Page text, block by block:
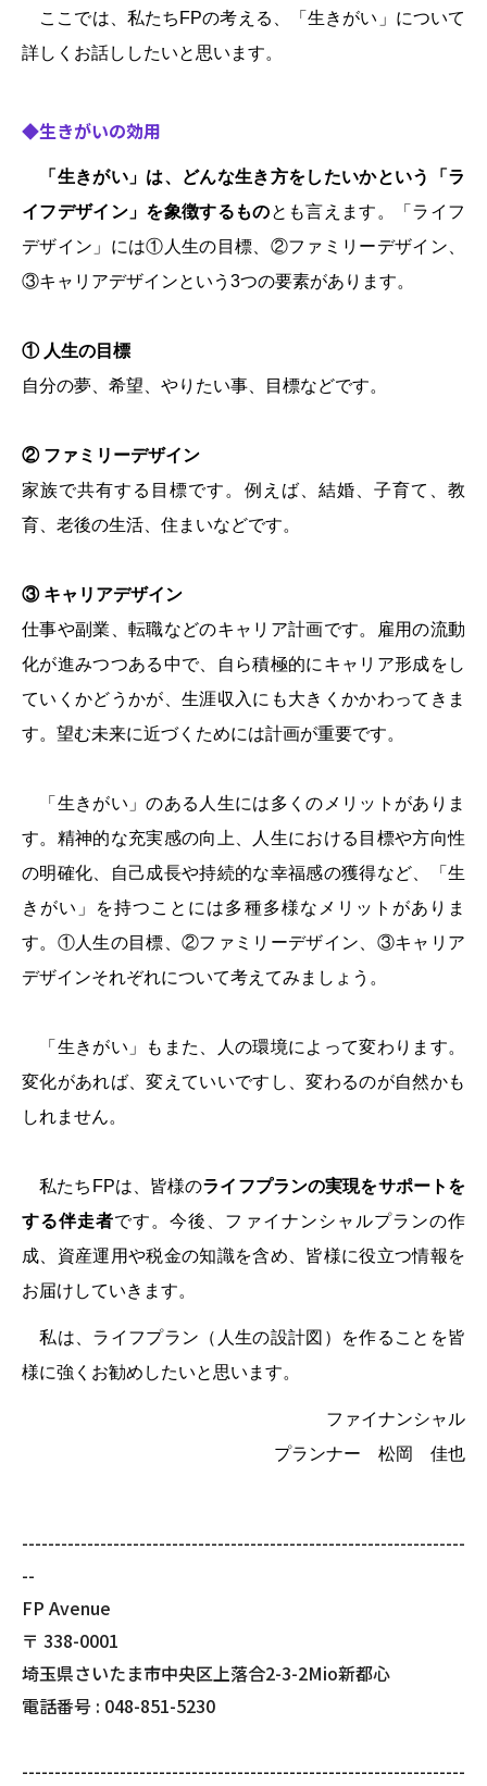
ここでは、私たちFPの考える、「生きがい」について
詳しくお話ししたいと思います。
◆生きがいの効用
「生きがい」は、どんな生き方をしたいかという「ラ
イフデザイン」を象徴するものとも言えます。「ライフ
デザイン」には①人生の目標、②ファミリーデザイン、
③キャリアデザインという3つの要素があります。
① 人生の目標
自分の夢、希望、やりたい事、目標などです。
② ファミリーデザイン
家族で共有する目標です。例えば、結婚、子育て、教
育、老後の生活、住まいなどです。
③ キャリアデザイン
仕事や副業、転職などのキャリア計画です。雇用の流動
化が進みつつある中で、自ら積極的にキャリア形成をし
ていくかどうかが、生涯収入にも大きくかかわってきま
す。望む未来に近づくためには計画が重要です。
「生きがい」のある人生には多くのメリットがありま
す。精神的な充実感の向上、人生における目標や方向性
の明確化、自己成長や持続的な幸福感の獲得など、「生
きがい」を持つことには多種多様なメリットがありま
す。①人生の目標、②ファミリーデザイン、③キャリア
デザインそれぞれについて考えてみましょう。
「生きがい」もまた、人の環境によって変わります。
変化があれば、変えていいですし、変わるのが自然かも
しれません。
私たちFPは、皆様のライフプランの実現をサポートを
する伴走者です。今後、ファイナンシャルプランの作
成、資産運用や税金の知識を含め、皆様に役立つ情報を
お届けしていきます。
私は、ライフプラン（人生の設計図）を作ることを皆
様に強くお勧めしたいと思います。
ファイナンシャル
プランナー 松岡 佳也
--------------------------------------------------------------------
--
FP Avenue
〒 338-0001
埼玉県さいたま市中央区上落合2-3-2Mio新都心
電話番号 : 048-851-5230
--------------------------------------------------------------------